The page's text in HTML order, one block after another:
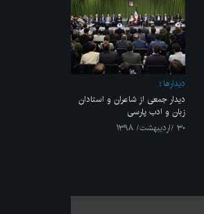
ديدارها
دیدار جمعی از شاعران و استادان
زبان و ادب پارسی
۳۰ /اردیبهشت/ ۱۳۹۸